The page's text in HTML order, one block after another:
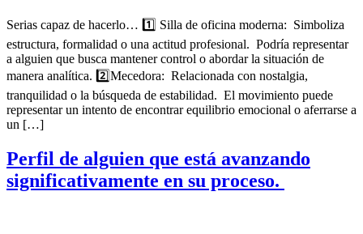
Serias capaz de hacerlo… 1️⃣ Silla de oficina moderna: Simboliza
estructura, formalidad o una actitud profesional. Podría representar
a alguien que busca mantener control o abordar la situación de
manera analítica. 2️⃣Mecedora: Relacionada con nostalgia,
tranquilidad o la búsqueda de estabilidad. El movimiento puede
representar un intento de encontrar equilibrio emocional o aferrarse a
un […]
Perfil de alguien que está avanzando
significativamente en su proceso.